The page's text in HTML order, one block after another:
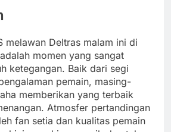
melawan Deltras malam ini di
momen yang sangat
ketegangan. Baik dari segi
pemain, masing-
memberikan yang terbaik
Atmosfer pertandingan
fan setia dan kualitas pemain